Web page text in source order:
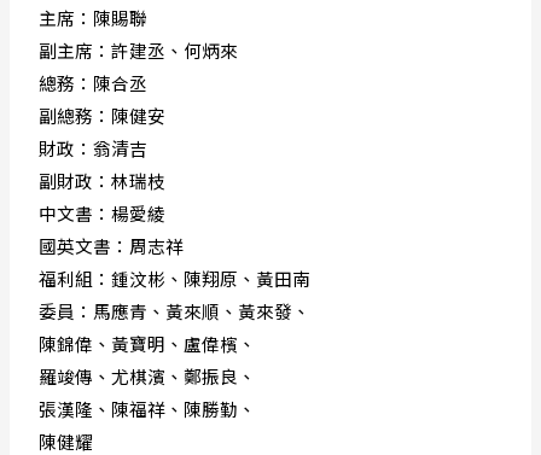
主席：陳賜聯
副主席：許建丞、何炳來
總務：陳合丞
副總務：陳健安
財政：翁清吉
副財政：林瑞枝
中文書：楊愛綾
國英文書：周志祥
福利組：鍾汶彬、陳翔原、黃田南
委員：馬應青、黃來順、黃來發、
陳錦偉、黃寶明、盧偉檳、
羅竣傳、尤棋濱、鄭振良、
張漢隆、陳福祥、陳勝勤、
陳健耀